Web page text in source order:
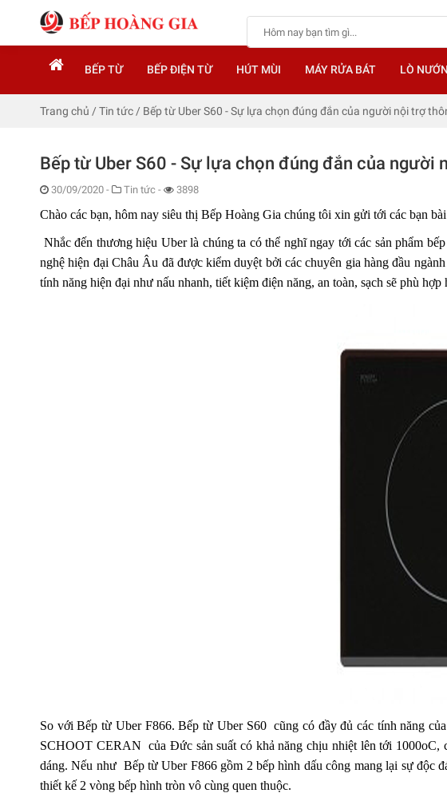
BẾP TỪ BẾP ĐIỆN TỪ HÚT MÙI MÁY RỬA BÁT LÒ
Trang chủ /Tin tức / Bếp từ Uber S60 - Sự lựa chọn đúng đắn của người nội trợ
Bếp từ Uber S60 - Sự lựa chọn đúng đắn của người
30/09/2020 - Tin tức - 3898
Chào các bạn, hôm nay siêu thị Bếp Hoàng Gia chúng tôi xin gửi tới các bạn
Nhắc đến thương hiệu Uber là chúng ta có thể nghĩ ngay tới các sản phẩm
nghệ hiện đại Châu Âu đã được kiểm duyệt bởi các chuyên gia hàng đầu
tính năng hiện đại như nấu nhanh, tiết kiệm điện năng, an toàn, sạch sẽ phù
So với Bếp từ Uber F866.Bếp từ Uber S60 cũng có đầy đủ các tính năng
SCHOOT CERAN của Đức sản suất có khả năng chịu nhiệt lên tới
dáng. Nếu như Bếp từ Uber F866 gồm 2 bếp hình dấu công mang lại sự độc
thiết kế 2 vòng bếp hình tròn vô cùng quen thuộc.